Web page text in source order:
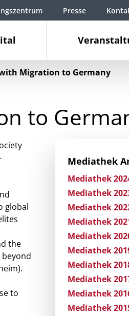
Presse
Migration to Germany
to
global
the
to
Mediathek
Mediathek
Mediathek
Mediathek
Mediathek
Mediathek
Mediathek
Mediathek
Mediathek
Mediathek
Mediathek